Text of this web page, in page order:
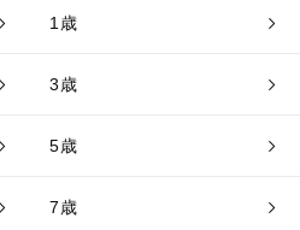
1歳
3歳
5歳
7歳